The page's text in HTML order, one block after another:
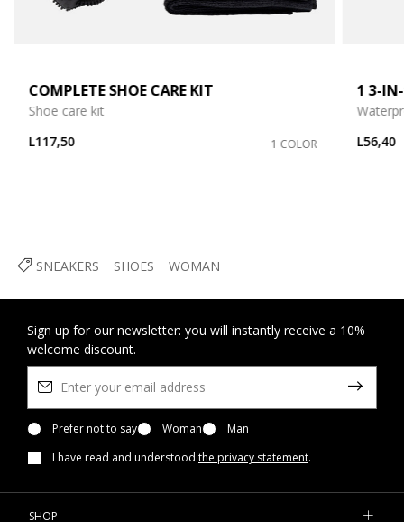
SNEAKERS SHOES WOMAN
COMPLETE SHOE CARE KIT
Shoe care kit
L117,50
1 COLOR
1 3-
L56,40
Sign up for our newsletter: you will instantly receive a 10%
welcome discount.
Prefer not to say Woman
Man
I have read and understood the privacy statement.
SHOP